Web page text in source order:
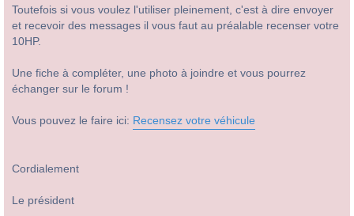
Toutefois si vous voulez l'utiliser pleinement, c'est à dire envoyer
et recevoir des messages il vous faut au préalable recenser votre
10HP.
Une fiche à compléter, une photo à joindre et vous pourrez
échanger sur le forum !
Vous pouvez le faire ici: Recensez votre véhicule
Cordialement
Le président